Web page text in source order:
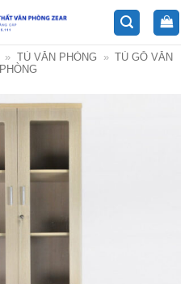
» TỦ VĂN PHÒNG » TỦ GỖ VĂN
PHÒNG